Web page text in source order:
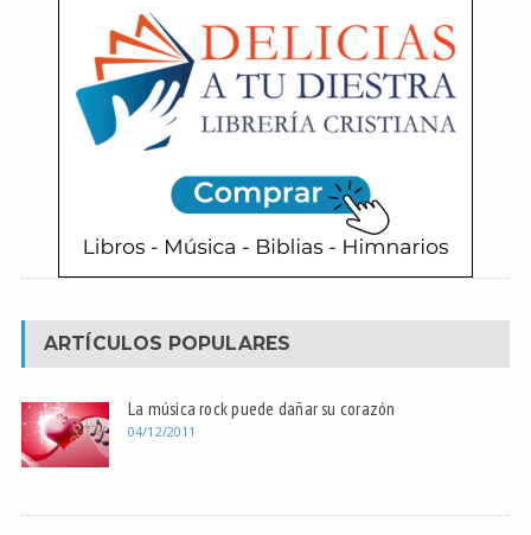
ARTÍCULOS POPULARES
La música rock puede dañar su corazón
04/12/2011